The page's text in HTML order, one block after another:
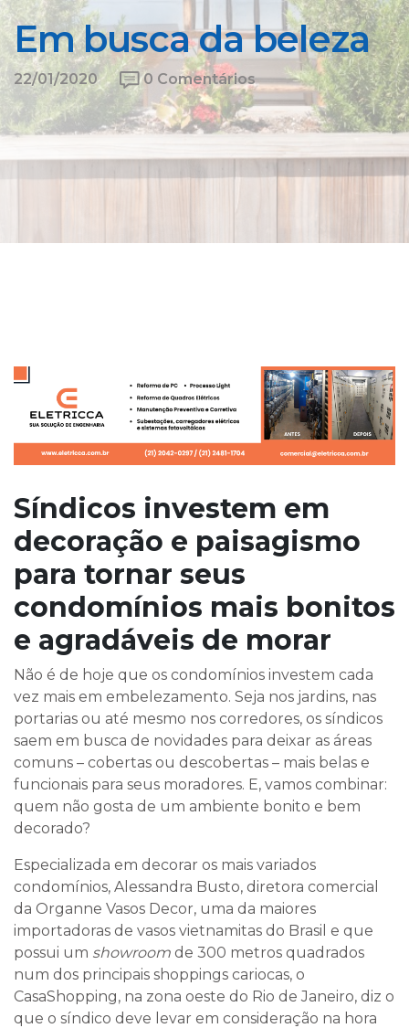
Em busca da beleza
22/01/2020 0 Comentários
Síndicos investem em
decoração e paisagismo
para tornar seus
condomínios mais bonitos
e agradáveis de morar
Não é de hoje que os condomínios investem cada
vez mais em embelezamento. Seja nos jardins, nas
portarias ou até mesmo nos corredores, os síndicos
saem em busca de novidades para deixar as áreas
comuns – cobertas ou descobertas – mais belas e
funcionais para seus moradores. E, vamos combinar:
quem não gosta de um ambiente bonito e bem
decorado?
Especializada em decorar os mais variados
condomínios, Alessandra Busto, diretora comercial
da Organne Vasos Decor, uma da maiores
importadoras de vasos vietnamitas do Brasil e que
possui um showroom de 300 metros quadrados
num dos principais shoppings cariocas, o
CasaShopping, na zona oeste do Rio de Janeiro, diz o
que o síndico deve levar em consideração na hora